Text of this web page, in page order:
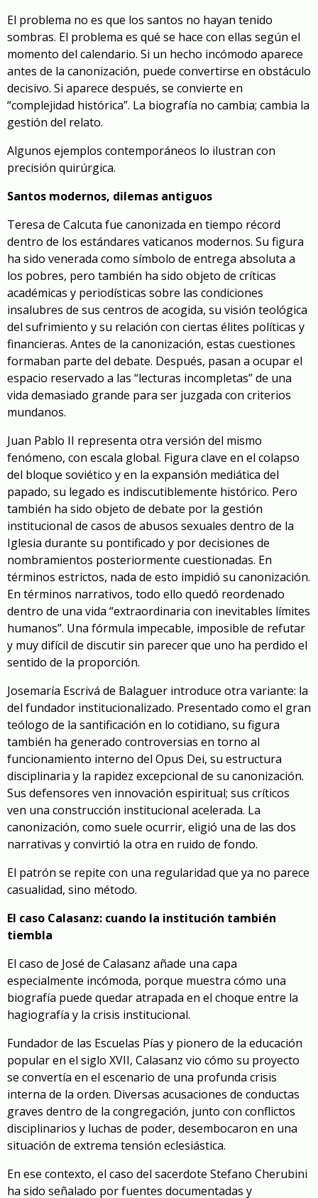
El problema no es que los santos no hayan tenido
sombras. El problema es qué se hace con ellas según el
momento del calendario. Si un hecho incómodo aparece
antes de la canonización, puede convertirse en obstáculo
decisivo. Si aparece después, se convierte en
“complejidad histórica”. La biografía no cambia; cambia la
gestión del relato.
Algunos ejemplos contemporáneos lo ilustran con
precisión quirúrgica.
Santos modernos, dilemas antiguos
Teresa de Calcuta fue canonizada en tiempo récord
dentro de los estándares vaticanos modernos. Su figura
ha sido venerada como símbolo de entrega absoluta a
los pobres, pero también ha sido objeto de críticas
académicas y periodísticas sobre las condiciones
insalubres de sus centros de acogida, su visión teológica
del sufrimiento y su relación con ciertas élites políticas y
financieras. Antes de la canonización, estas cuestiones
formaban parte del debate. Después, pasan a ocupar el
espacio reservado a las “lecturas incompletas” de una
vida demasiado grande para ser juzgada con criterios
mundanos.
Juan Pablo II representa otra versión del mismo
fenómeno, con escala global. Figura clave en el colapso
del bloque soviético y en la expansión mediática del
papado, su legado es indiscutiblemente histórico. Pero
también ha sido objeto de debate por la gestión
institucional de casos de abusos sexuales dentro de la
Iglesia durante su pontificado y por decisiones de
nombramientos posteriormente cuestionadas. En
términos estrictos, nada de esto impidió su canonización.
En términos narrativos, todo ello quedó reordenado
dentro de una vida “extraordinaria con inevitables límites
humanos”. Una fórmula impecable, imposible de refutar
y muy difícil de discutir sin parecer que uno ha perdido el
sentido de la proporción.
Josemaría Escrivá de Balaguer introduce otra variante: la
del fundador institucionalizado. Presentado como el gran
teólogo de la santificación en lo cotidiano, su figura
también ha generado controversias en torno al
funcionamiento interno del Opus Dei, su estructura
disciplinaria y la rapidez excepcional de su canonización.
Sus defensores ven innovación espiritual; sus críticos
ven una construcción institucional acelerada. La
canonización, como suele ocurrir, eligió una de las dos
narrativas y convirtió la otra en ruido de fondo.
El patrón se repite con una regularidad que ya no parece
casualidad, sino método.
El caso Calasanz: cuando la institución también
tiembla
El caso de José de Calasanz añade una capa
especialmente incómoda, porque muestra cómo una
biografía puede quedar atrapada en el choque entre la
hagiografía y la crisis institucional.
Fundador de las Escuelas Pías y pionero de la educación
popular en el siglo XVII, Calasanz vio cómo su proyecto
se convertía en el escenario de una profunda crisis
interna de la orden. Diversas acusaciones de conductas
graves dentro de la congregación, junto con conflictos
disciplinarios y luchas de poder, desembocaron en una
situación de extrema tensión eclesiástica.
En ese contexto, el caso del sacerdote Stefano Cherubini
ha sido señalado por fuentes documentadas y